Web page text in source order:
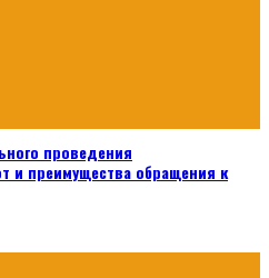
проведения
и преимущества обращения к